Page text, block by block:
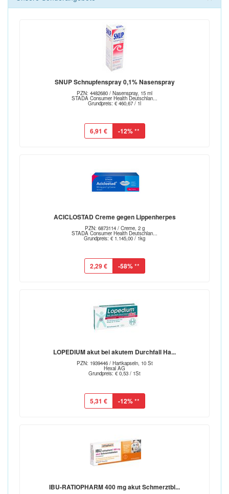
SNUP Schnupfenspray 0,1% Nasenspray
PZN: 4482680 / Nasenspray, 15 ml
STADA Consumer Health Deutschlan...
Grundpreis: € 460,67 / 1l
6,91 € -12%**
ACICLOSTAD Creme gegen Lippenherpes
PZN: 6873114 / Creme, 2 g
STADA Consumer Health Deutschlan...
Grundpreis: € 1.145,00 / 1kg
2,29 € -58%**
LOPEDIUM akut bei akutem Durchfall Ha...
PZN: 1939446 / Hartkapseln, 10 St
Hexal AG
Grundpreis: € 0,53 / 1St
5,31 € -12%**
IBU-RATIOPHARM 400 mg akut Schmerztbl...